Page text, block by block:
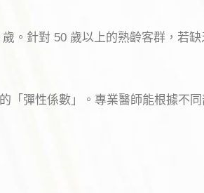
。針對 50 歲以上的熟齡客群，若
「彈性係數」。專業醫師能根據不